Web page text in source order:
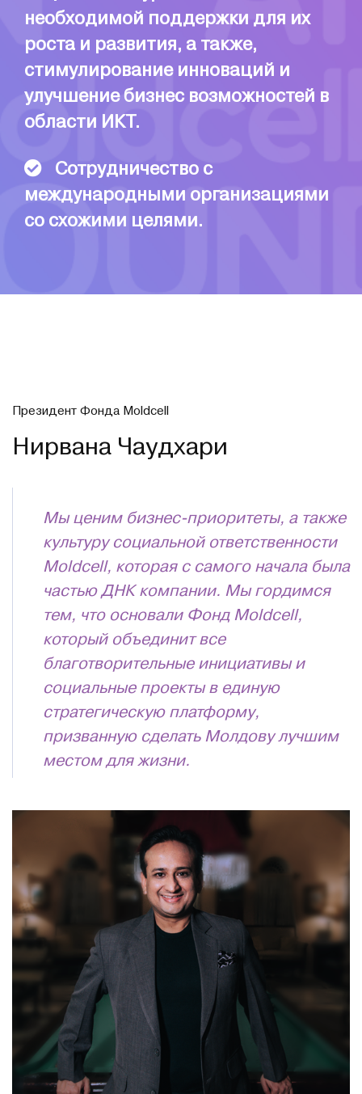
необходимой поддержки для их
роста и развития, а также,
стимулирование инноваций и
улучшение бизнес возможностей в
области ИКТ.
Сотрудничество с
международными организациями
со схожими целями.
Президент Фонда Moldcell
Нирвана Чаудхари
Мы ценим бизнес-приоритеты, а также
культуру социальной ответственности
Moldcell, которая с самого начала была
частью ДНК компании. Мы гордимся
тем, что основали Фонд Moldcell,
который объединит все
благотворительные инициативы и
социальные проекты в единую
стратегическую платформу,
призванную сделать Молдову лучшим
местом для жизни.